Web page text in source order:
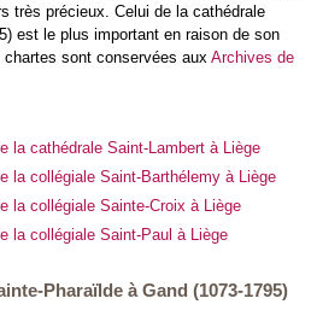
très précieux. Celui de la cathédrale
est le plus important en raison de son
sont conservées aux Archives de
la cathédrale Saint-Lambert à Liège
la collégiale Saint-Barthélemy à Liège
la collégiale Sainte-Croix à Liège
la collégiale Saint-Paul à Liège
Pharaïlde à Gand (1073-1795)